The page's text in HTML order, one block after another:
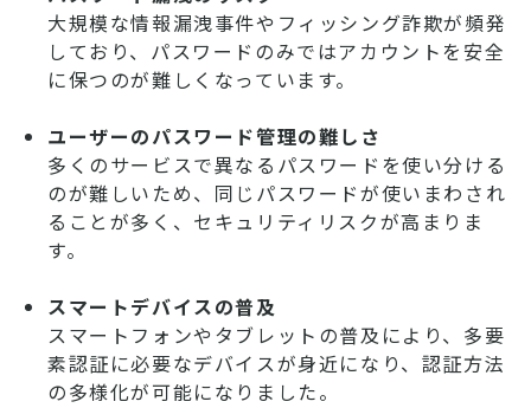
大規模な情報漏洩事件やフィッシング詐欺が頻発
しており、パスワードのみではアカウントを安全
に保つのが難しくなっています。
ユーザーのパスワード管理の難しさ
多くのサービスで異なるパスワードを使い分ける
のが難しいため、同じパスワードが使いまわされ
ることが多く、セキュリティリスクが高まりま
す。
スマートデバイスの普及
スマートフォンやタブレットの普及により、多要
素認証に必要なデバイスが身近になり、認証方法
の多様化が可能になりました。